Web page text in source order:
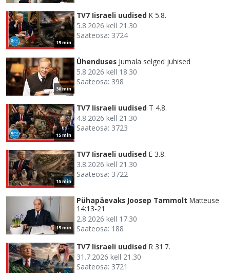
15 min
TV7 Iisraeli uudised K 5.8.
5.8.2026 kell 21.30
Saateosa: 3724
30 min
Ühenduses Jumala selged juhised
5.8.2026 kell 18.30
Saateosa: 398
15 min
TV7 Iisraeli uudised T 4.8.
4.8.2026 kell 21.30
Saateosa: 3723
15 min
TV7 Iisraeli uudised E 3.8.
3.8.2026 kell 21.30
Saateosa: 3722
15 min
Pühapäevaks Joosep Tammolt Matteuse
14:13-21
2.8.2026 kell 17.30
Saateosa: 188
TV7 Iisraeli uudised R 31.7.
31.7.2026 kell 21.30
Saateosa: 3721